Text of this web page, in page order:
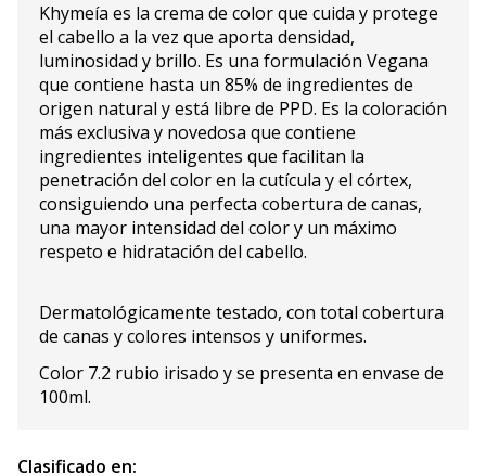
Khymeía es la crema de color que cuida y protege
el cabello a la vez que aporta densidad,
luminosidad y brillo. Es una formulación Vegana
que contiene hasta un 85% de ingredientes de
origen natural y está libre de PPD. Es la coloración
más exclusiva y novedosa que contiene
ingredientes inteligentes que facilitan la
penetración del color en la cutícula y el córtex,
consiguiendo una perfecta cobertura de canas,
una mayor intensidad del color y un máximo
respeto e hidratación del cabello.
Dermatológicamente testado, con total cobertura
de canas y colores intensos y uniformes.
Color 7.2 rubio irisado y se presenta en envase de
100ml.
Clasificado en: